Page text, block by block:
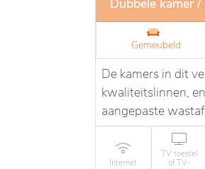
Dubbele kamer
Gemeubeld
De kamers in dit
kwaliteitslinnen,
aangepaste
Internet
TV toestel
of TV-